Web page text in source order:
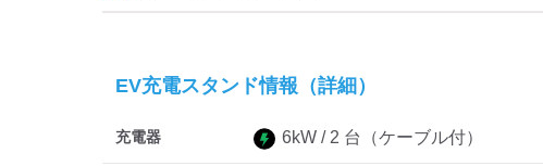
EV充電スタンド情報（詳細）
充電器 6kW / 2 台 （ケーブル付）